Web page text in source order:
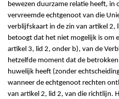
bewezen duurzame relatie heeft,
vervreemde echtgenoot van die
verblijfskaart in de zin van artikel 2,
betoogt dat het niet mogelijk is om
artikel 3, lid 2, onder b), van de
hetzelfde moment dat de
huwelijk heeft (zonder
wanneer de echtgenoot rechten
van artikel 2, lid 2, van die richtlijn.